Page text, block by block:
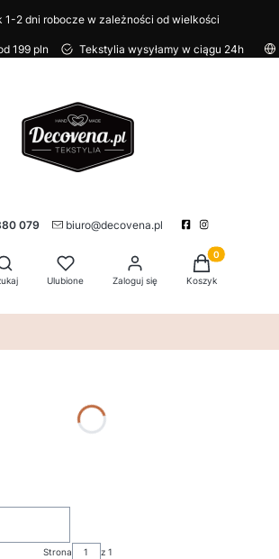
1-2 dni robocze w zależności od wielkości
199 pln
Tekstylia wysyłamy w ciągu 24h
079 biuro@decovena.pl
Otwórz wyszukiwarkę
Ulubione Zaloguj się
Produkty w
Koszyk
Strona z 1